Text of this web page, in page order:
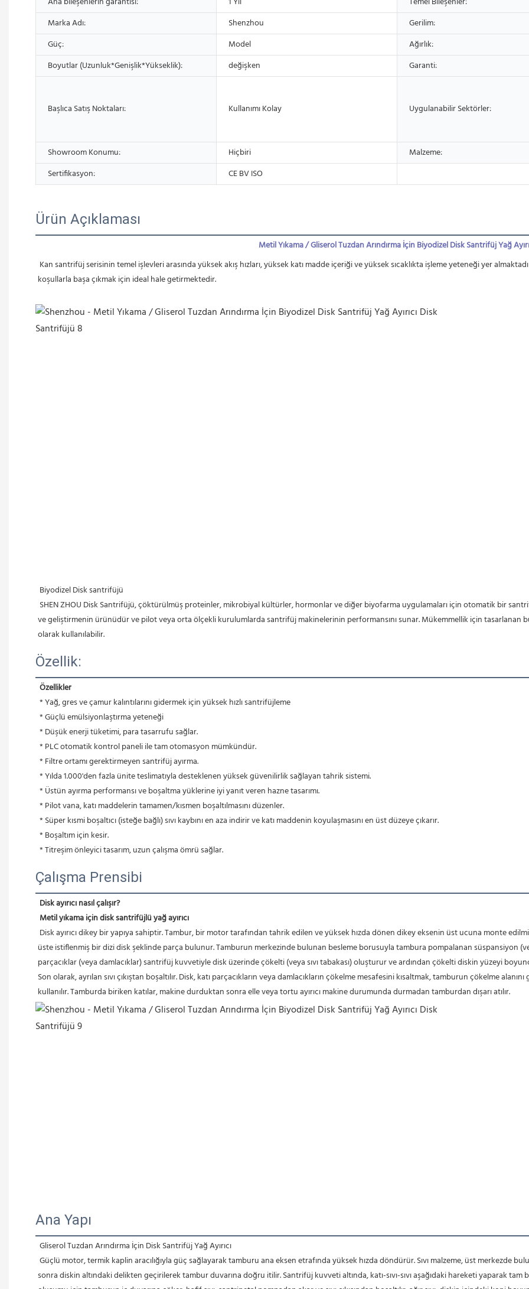
Marka Adı:
Shenzhou
Gerilim:
Güç:
Model
Ağırlık:
Boyutlar (Uzunluk*Genişlik*Yükseklik):
değişken Garanti:
Başlıca Satış Noktaları: Kullanımı Kolay Uygulanabilir Sektörler:
Showroom Konumu: Hiçbiri
Malzeme:
Sertifikasyon:
CE BV ISO
Ürün Açıklaması
Metil Yıkama / Gliserol Tuzdan Arındırma İçin Biyodizel Disk Santrifüj Yağ
koşullarla başa çıkmak için ideal hale getirmektedir.
Biyodizel Disk santrifüjü
ve geliştirmenin ürünüdür ve pilot veya orta ölçekli kurulumlarda santrifüj makinelerinin performansını sunar. Mükemmellik için tasarlanan bu
olarak kullanılabilir.
Özellik:
Özellikler
* Yağ, gres ve çamur kalıntılarını gidermek için yüksek hızlı santrifüjleme
* Güçlü emülsiyonlaştırma yeteneği
* Düşük enerji tüketimi, para tasarrufu sağlar.
* PLC otomatik kontrol paneli ile tam otomasyon mümkündür.
* Filtre ortamı gerektirmeyen santrifüj ayırma.
* Yılda 1.000'den fazla ünite teslimatıyla desteklenen yüksek güvenilirlik sağlayan tahrik sistemi.
* Üstün ayırma performansı ve boşaltma yüklerine iyi yanıt veren hazne tasarımı.
* Pilot vana, katı maddelerin tamamen/kısmen boşaltılmasını düzenler.
* Süper kısmi boşaltıcı (isteğe bağlı) sıvı kaybını en aza indirir ve katı maddenin koyulaşmasını en üst düzeye çıkarır.
* Boşaltım için kesir.
* Titreşim önleyici tasarım, uzun çalışma ömrü sağlar.
Çalışma Prensibi
Disk ayırıcı nasıl çalışır?
Metil yıkama için disk santrifüjlü yağ ayırıcı
üste istiflenmiş bir dizi disk şeklinde parça bulunur. Tamburun merkezinde bulunan besleme borusuyla tambura pompalanan süspansiyon
parçacıklar (veya damlacıklar) santrifüj kuvvetiyle disk üzerinde çökelti (veya sıvı tabakası) oluşturur ve ardından çökelti diskin yüzeyi
Son olarak, ayrılan sıvı çıkıştan boşaltılır. Disk, katı parçacıkların veya damlacıkların çökelme mesafesini kısaltmak, tamburun çökelme
kullanılır. Tamburda biriken katılar, makine durduktan sonra elle veya tortu ayırıcı makine durumunda durmadan tamburdan dışarı atılır.
Ana Yapı
Gliserol Tuzdan Arındırma İçin Disk Santrifüj Yağ Ayırıcı
sonra diskin altındaki delikten geçirilerek tambur duvarına doğru itilir. Santrifüj kuvveti altında, katı-sıvı-sıvı aşağıdaki hareketi yaparak tam